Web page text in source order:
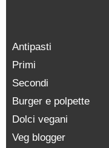
Antipasti
Primi
Secondi
Burger e polpette
Dolci vegani
Veg blogger